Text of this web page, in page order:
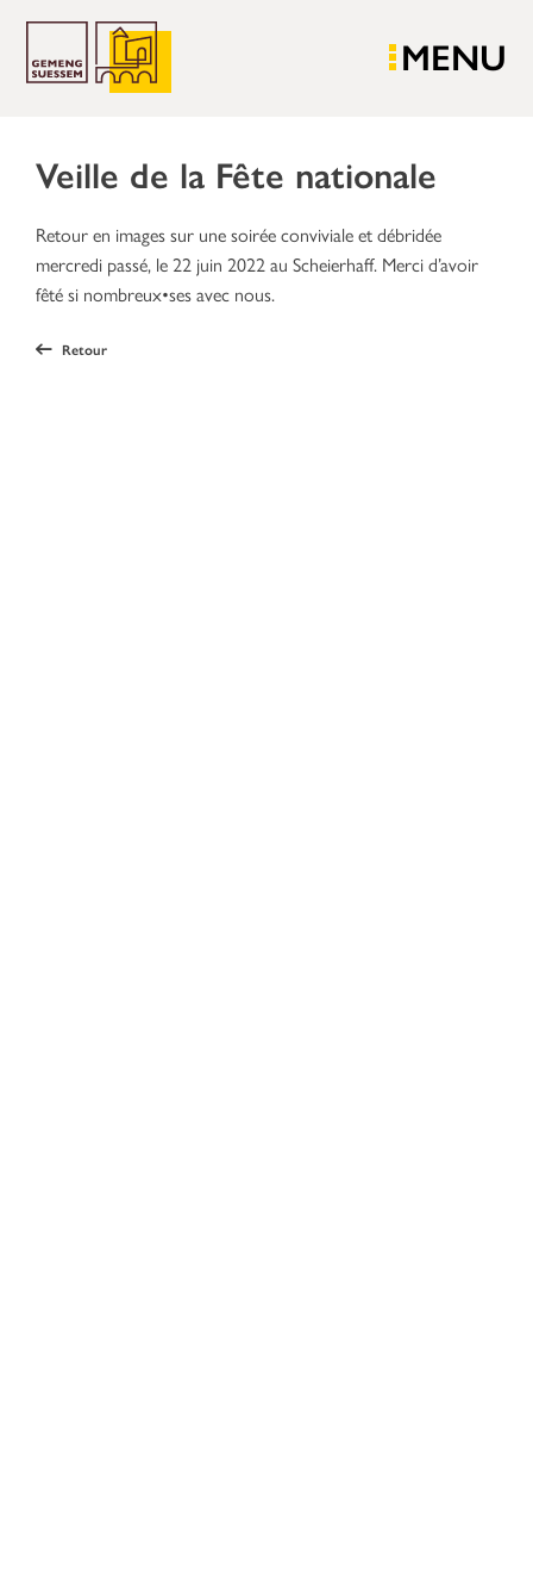
MENU
Veille de la Fête nationale
Retour en images sur une soirée conviviale et débridée
mercredi passé, le 22 juin 2022 au Scheierhaff. Merci d’avoir
fêté si nombreux•ses avec nous.
Retour